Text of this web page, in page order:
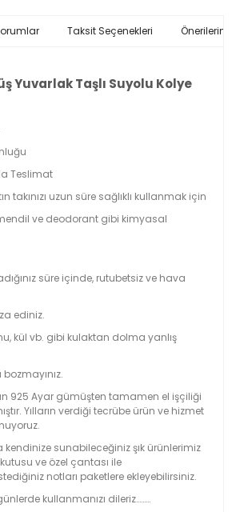
Taksit Seçenekleri Önerileriniz
Yuvarlak Taşlı Suyolu Kolye
Teslimat
takınızı uzun süre sağlıklı kullanmak için
ve deodorant gibi kimyasal
süre içinde, rutubetsiz ve hava
ediniz.
kül vb. gibi kulaktan dolma yanlış
bozmayınız.
925 Ayar gümüşten tamamen el işçiliği
Yılların verdiği tecrübe ürün ve hizmet
kendinize sunabileceğiniz şık ürünlerimiz
kutusu ve özel çantası ile
notları paketlere ekleyebilirsiniz.
kullanmanızı dileriz………